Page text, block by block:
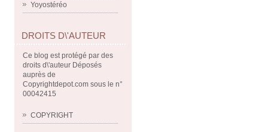
Yoyostéréo
DROITS D\'AUTEUR
Ce blog est protégé par des
droits d\'auteur Déposés
auprès de
Copyrightdepot.com sous le n°
00042415
COPYRIGHT